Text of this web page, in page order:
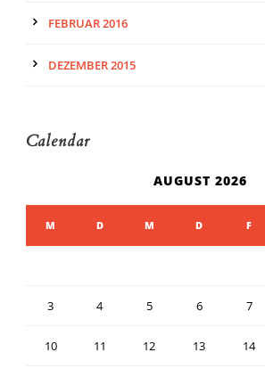
FEBRUAR 2016
DEZEMBER 2015
Calendar
AUGUST 2026
M D M D F
3 4 5 6 7
10 11 12 13 14